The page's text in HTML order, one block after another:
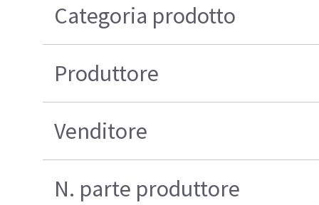
Categoria prodotto
Produttore
Venditore
N. parte produttore